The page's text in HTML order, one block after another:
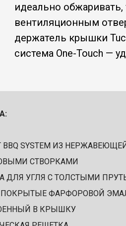
идеально
вентиляционным
держатель крышки
система One-Touch —
BBQ SYSTEM ИЗ
СТВОРКАМИ
ДЛЯ УГЛЯ С ТОЛСТЫМИ
ПОКРЫТЫЕ ФАРФОРОВОЙ
В КРЫШКУ